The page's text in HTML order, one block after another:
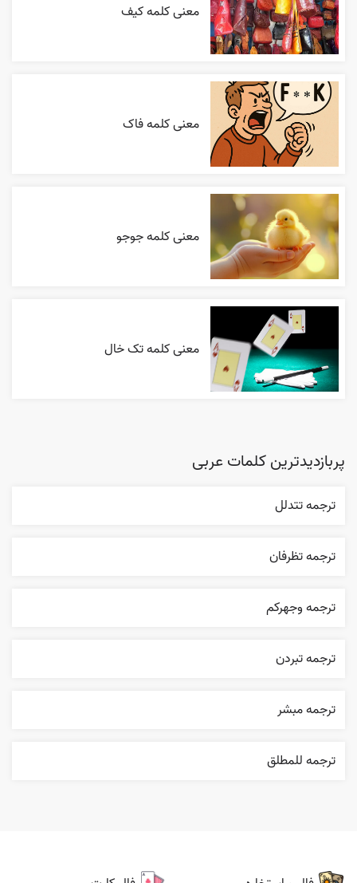
معنی کلمه کیف
معنی کلمه فاک
معنی کلمه جوجو
معنی کلمه تک خال
پربازدیدترین کلمات عربی
ترجمه تتدلل
ترجمه تظرفان
ترجمه وجهرکم
ترجمه تبردن
ترجمه مبشر
ترجمه للمطلق